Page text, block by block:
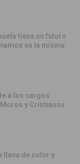
tiene un futuro
en la misma
a los cargos
y Cristianos
llena de color y